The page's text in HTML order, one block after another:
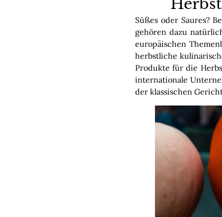
Süßes oder Saures?
gehören dazu
europäischen
herbstliche
Produkte für die
internationale
der klassischen